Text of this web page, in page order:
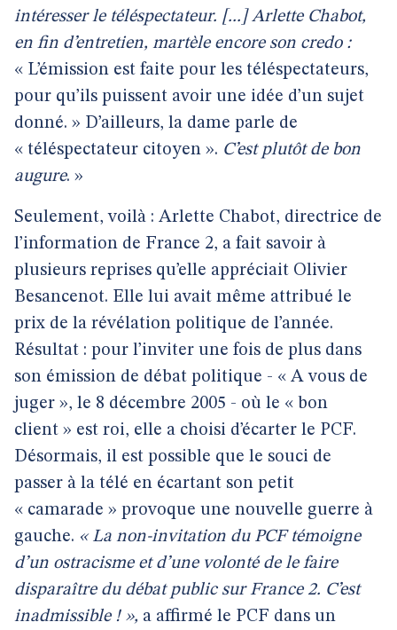
intéresser le téléspectateur. [...] Arlette Chabot,
en fin d’entretien, martèle encore son credo :
« L’émission est faite pour les téléspectateurs,
pour qu’ils puissent avoir une idée d’un sujet
donné. » D’ailleurs, la dame parle de
« téléspectateur citoyen ». C’est plutôt de bon
augure. »
Seulement, voilà : Arlette Chabot, directrice de
l’information de France 2, a fait savoir à
plusieurs reprises qu’elle appréciait Olivier
Besancenot. Elle lui avait même attribué le
prix de la révélation politique de l’année.
Résultat : pour l’inviter une fois de plus dans
son émission de débat politique - « A vous de
juger », le 8 décembre 2005 - où le « bon
client » est roi, elle a choisi d’écarter le PCF.
Désormais, il est possible que le souci de
passer à la télé en écartant son petit
« camarade » provoque une nouvelle guerre à
gauche. « La non-invitation du PCF témoigne
d’un ostracisme et d’une volonté de le faire
disparaître du débat public sur France 2. C’est
inadmissible ! », a affirmé le PCF dans un